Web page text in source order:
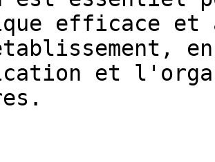
efficace et
et